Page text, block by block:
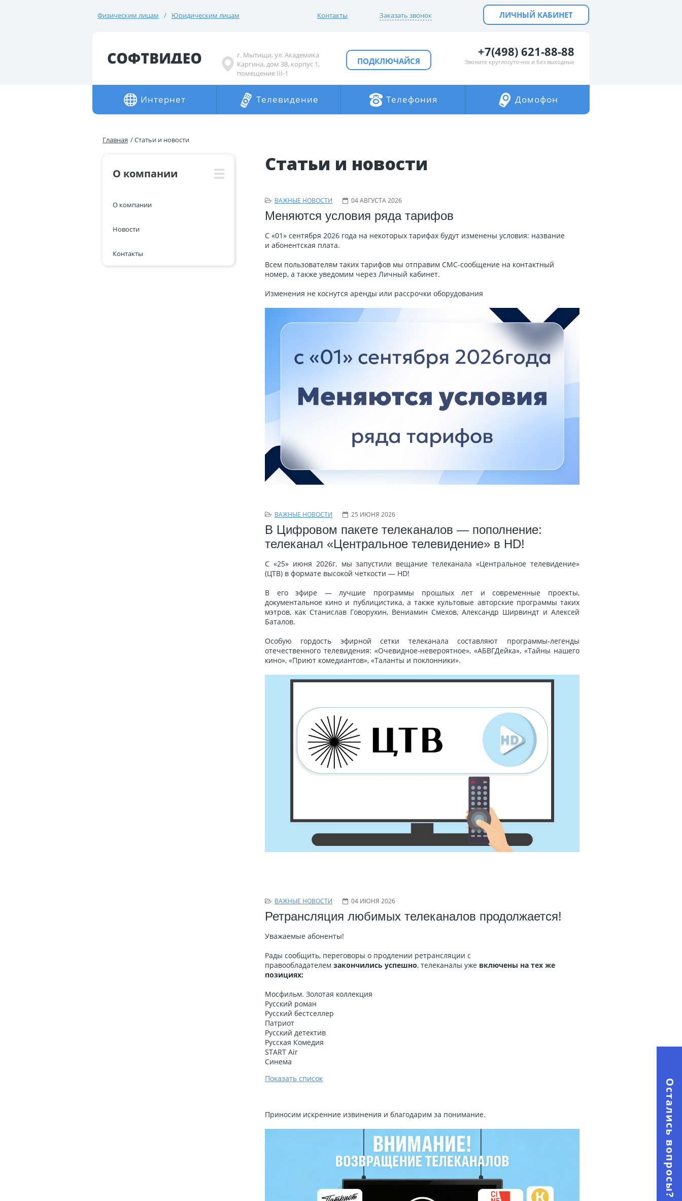
Физическим лицам Юридическим лицам Контакты Заказать звонок ЛИЧНЫЙ КАБИНЕТ
г. Мытищи, ул. Академика
Каргина, дом 38, корпус 1,
помещение III-1
ПОДКЛЮЧАЙСЯ
+7(498) 621-88-88
Звоните круглосуточно и без выходных
Интернет Телевидение Телефония Домофон
Главная Статьи и новости
О компании
О компании
Новости
Контакты
Статьи и новости
ВАЖНЫЕ НОВОСТИ 04 АВГУСТА 2026
Меняются условия ряда тарифов
С «01» сентября 2026 года на некоторых тарифах будут изменены условия: название
и абонентская плата.
Всем пользователям таких тарифов мы отправим СМС-сообщение на контактный
номер, а также уведомим через Личный кабинет.
Изменения не коснутся аренды или рассрочки оборудования
ВАЖНЫЕ НОВОСТИ 25 ИЮНЯ 2026
В Цифровом пакете телеканалов — пополнение:
телеканал «Центральное телевидение» в HD!
С «25» июня 2026г. мы запустили вещание телеканала «Центральное телевидение»
(ЦТВ) в формате высокой четкости — HD!
В его эфире — лучшие программы прошлых лет и современные проекты,
документальное кино и публицистика, а также культовые авторские программы таких
мэтров, как Станислав Говорухин, Вениамин Смехов, Александр Ширвиндт и Алексей
Баталов.
Особую гордость эфирной сетки телеканала составляют программы-легенды
отечественного телевидения: «Очевидное-невероятное», «АБВГДейка», «Тайны нашего
кино», «Приют комедиантов», «Таланты и поклонники».
ВАЖНЫЕ НОВОСТИ 04 ИЮНЯ 2026
Ретрансляция любимых телеканалов продолжается!
Уважаемые абоненты!
Рады сообщить, переговоры о продлении ретрансляции с
правообладателем закончились успешно, телеканалы ужевключены на тех же
позициях:
Мосфильм. Золотая коллекция
Русский роман
Русский бестселлер
Патриот
Русский детектив
Русская Комедия
START Air
Синема
Показать список
Приносим искренние извинения и благодарим за понимание. Остались вопросы?